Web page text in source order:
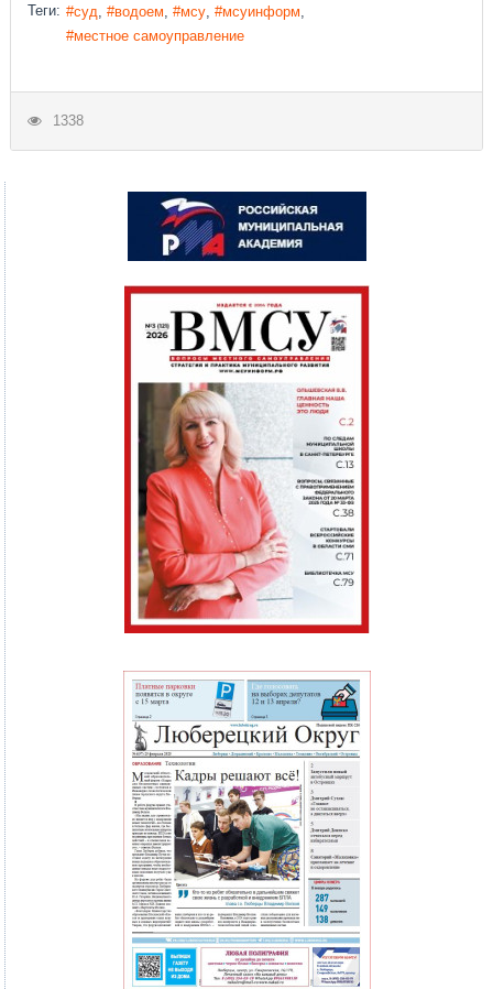
Теги: суд водоем мсу
мсуинформ
местное самоуправление
1338